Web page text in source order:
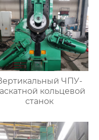
ЧПУ-
кольцевой
станок